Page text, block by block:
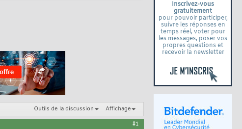
Inscrivez-vous
gratuitement
pour pouvoir participer,
suivre les réponses en
temps réel, voter pour
les messages, poser vos
propres questions et
recevoir la newsletter
Outils de la discussion Affichage
#1